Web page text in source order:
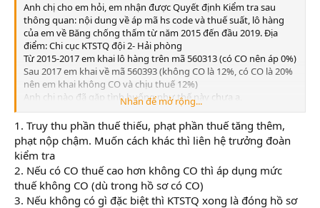
Anh chị cho em hỏi, em nhận được Quyết định Kiểm tra sau
thông quan: nội dung về áp mã hs code và thuế suất, lô hàng
của em về Băng chống thấm từ năm 2015 đến đầu 2019. Địa
điểm: Chi cục KTSTQ đội 2- Hải phòng
Từ 2015-2017 em khai lô hàng trên mã 560313 (có CO nên áp 0%)
Sau 2017 em khai về mã 560393 (không CO là 12%, có CO là 20%
nên em khai không CO và chịu thuế 12%)
Anh chị nào đã gặp tình huống như thế này chưa ạ,
- Có phải nộp 100% tiền truy thu + phạt hay có cách giải quyết
khác ổn hơn ạ
- Nếu bẻ và phạt về mã 560393, em rút CO có được không (nếu k
rút CO, em bị phạt lên 20%)
- Xử xong KTSTQ là đóng sổ, có bị sờ lại nữa không ạ
- Kinh nghiệm nào cho em xin tư vấn
Em cảm ơn cả nhà
Nhấn để mở rộng...
1. Truy thu phần thuế thiếu, phạt phần thuế tăng thêm,
phạt nộp chậm. Muốn cách khác thì liên hệ trưởng đoàn
kiểm tra
2. Nếu có CO thuế cao hơn không CO thì áp dụng mức
thuế không CO (dù trong hồ sơ có CO)
3. Nếu không có gì đặc biệt thì KTSTQ xong là đóng hồ sơ